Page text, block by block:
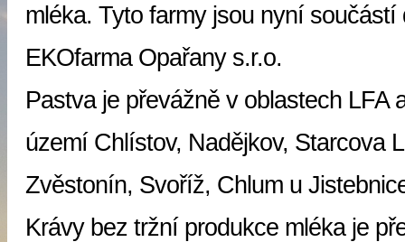
mléka. Tyto farmy jsou nyní součástí
EKOfarma Opařany s.r.o.
Pastva je převážně v oblastech LFA
území Chlístov, Nadějkov, Starcova
Zvěstonín, Svoříž, Chlum u
Krávy bez tržní produkce mléka je